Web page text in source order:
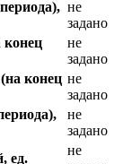
не
задано
конец
не
задано
конец не
задано
не
задано
ед.
не